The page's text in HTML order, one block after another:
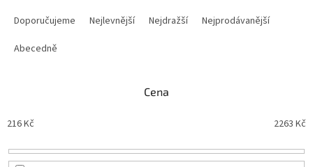
o
u
Doporučujeme Nejlevnější Nejdražší
Nejprodávanější
Abecedně
Cena
216Kč 2263 Kč